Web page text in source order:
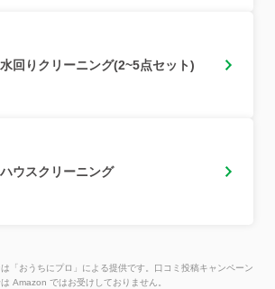
水回りクリーニング(2~5点セット)
ハウスクリーニング
「おうちにプロ」による提供です。口コミ投稿キャンペーン
Amazon ではお受けしておりません。